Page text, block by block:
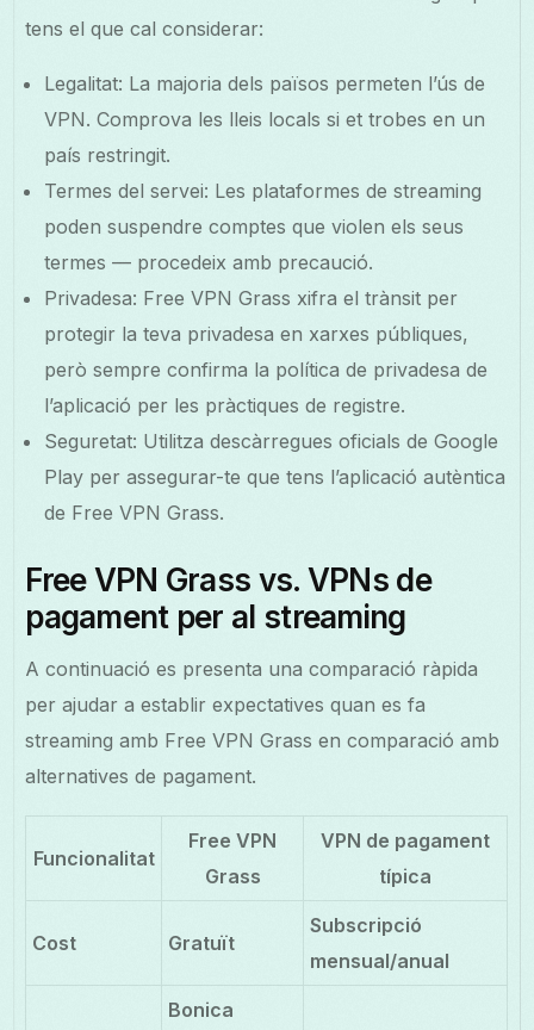
tens el que cal considerar:
Legalitat: La majoria dels països permeten l’ús de
VPN. Comprova les lleis locals si et trobes en un
país restringit.
Termes del servei: Les plataformes de streaming
poden suspendre comptes que violen els seus
termes — procedeix amb precaució.
Privadesa: Free VPN Grass xifra el trànsit per
protegir la teva privadesa en xarxes públiques,
però sempre confirma la política de privadesa de
l’aplicació per les pràctiques de registre.
Seguretat: Utilitza descàrregues oficials de Google
Play per assegurar-te que tens l’aplicació autèntica
de Free VPN Grass.
Free VPN Grass vs. VPNs de
pagament per al streaming
A continuació es presenta una comparació ràpida
per ajudar a establir expectatives quan es fa
streaming amb Free VPN Grass en comparació amb
alternatives de pagament.
Funcionalitat
Free VPN
Grass
VPN de pagament
típica
Cost Gratuït
Subscripció
mensual/anual
Bonica